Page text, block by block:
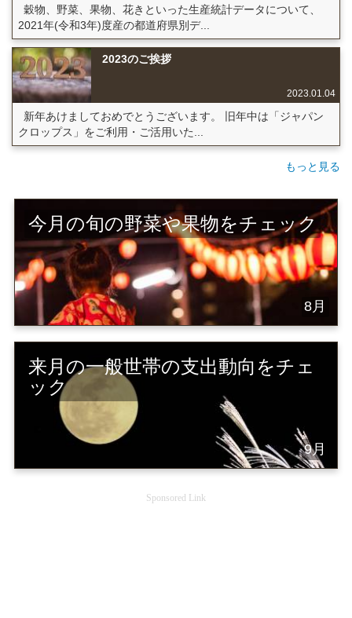
穀物、野菜、果物、花きといった生産統計データについて、
2021年(令和3年)度産の都道府県別デ...
2023のご挨拶
2023.01.04
新年あけましておめでとうございます。 旧年中は「ジャパン
クロップス」をご利用・ご活用いた...
もっと見る
今月の旬の野菜や果物をチェック
8月
来月の一般世帯の支出動向をチェ
ック
9月
Sponsored Link